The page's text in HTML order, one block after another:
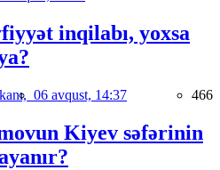
inqilabı, yoxsa
06 avqust, 14:37 466
Kiyev səfərinin